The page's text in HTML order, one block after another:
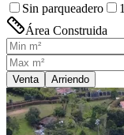
Sin parqueadero
1
Área Construida
Venta Arriendo